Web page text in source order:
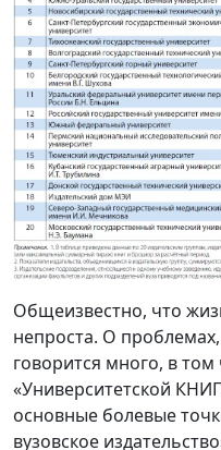
Общеизвестно, что
непроста. О
говорится много, в
«Университетской
основные болевые
вузовское